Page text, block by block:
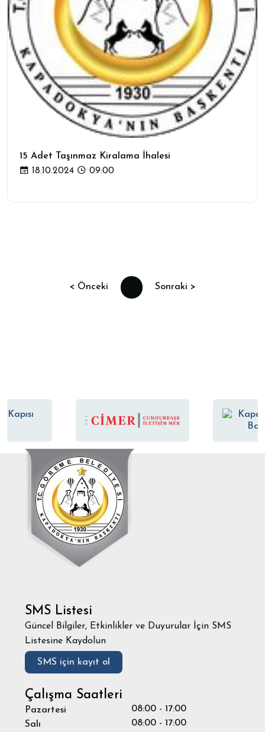
15 Adet Taşınmaz Kiralama İhalesi
18.10.2024
09:00
< Önceki Sonraki >
SMS Listesi
Güncel Bilgiler, Etkinlikler ve Duyurular İçin SMS
Listesine Kaydolun
SMS için kayıt ol
Çalışma Saatleri
Pazartesi
08:00 - 17:00
Salı
08:00 - 17:00